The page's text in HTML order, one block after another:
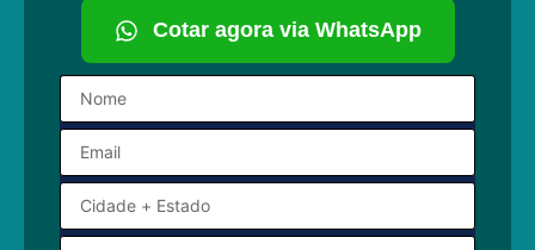
Cotar agora via WhatsApp